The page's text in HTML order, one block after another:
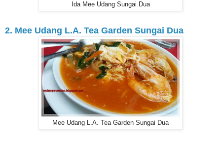
Ida Mee Udang Sungai Dua
2. Mee Udang L.A. Tea Garden Sungai Dua
Mee Udang L.A. Tea Garden Sungai Dua